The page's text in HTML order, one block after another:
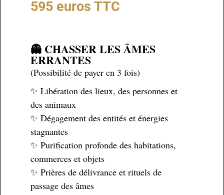
595 euros TTC
👻 CHASSER LES ÂMES
ERRANTES
(Possibilité de payer en 3 fois)
✨ Libération des lieux, des personnes et
des animaux
✨ Dégagement des entités et énergies
stagnantes
✨ Purification profonde des habitations,
commerces et objets
✨ Prières de délivrance et rituels de
passage des âmes